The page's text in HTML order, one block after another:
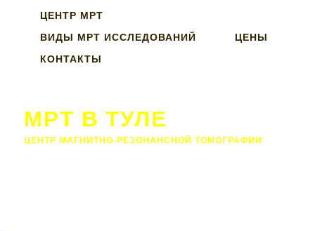
ЦЕНТР МРТ
ВИДЫ МРТ ИССЛЕДОВАНИЙ
ЦЕНЫ
КОНТАКТЫ
МРТ В ТУЛЕ
ЦЕНТР МАГНИТНО-РЕЗОНАНСНОЙ ТОМОГРАФИИ